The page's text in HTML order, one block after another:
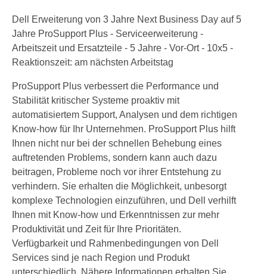
Dell Erweiterung von 3 Jahre Next Business Day auf 5
Jahre ProSupport Plus - Serviceerweiterung -
Arbeitszeit und Ersatzteile - 5 Jahre - Vor-Ort - 10x5 -
Reaktionszeit: am nächsten Arbeitstag
ProSupport Plus verbessert die Performance und
Stabilität kritischer Systeme proaktiv mit
automatisiertem Support, Analysen und dem richtigen
Know-how für Ihr Unternehmen. ProSupport Plus hilft
Ihnen nicht nur bei der schnellen Behebung eines
auftretenden Problems, sondern kann auch dazu
beitragen, Probleme noch vor ihrer Entstehung zu
verhindern. Sie erhalten die Möglichkeit, unbesorgt
komplexe Technologien einzuführen, und Dell verhilft
Ihnen mit Know-how und Erkenntnissen zur mehr
Produktivität und Zeit für Ihre Prioritäten.
Verfügbarkeit und Rahmenbedingungen von Dell
Services sind je nach Region und Produkt